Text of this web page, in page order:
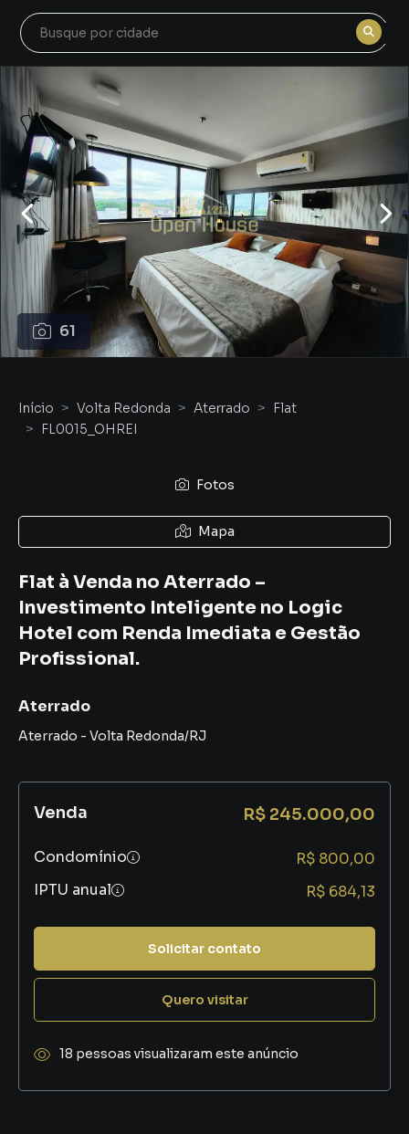
61
Início Volta Redonda Aterrado
Flat
FL0015_OHREI
Fotos
Mapa
Flat à Venda no Aterrado –
Investimento Inteligente no Logic
Hotel com Renda Imediata e Gestão
Profissional.
Aterrado
Aterrado - Volta Redonda/RJ
Venda R$ 245.000,00
Condomínio
R$ 800,00
IPTU anual
R$ 684,13
Solicitar contato
Quero visitar
18 pessoas visualizaram este anúncio